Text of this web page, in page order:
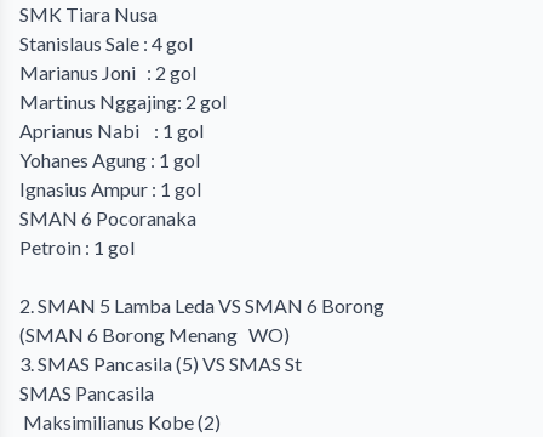
SMK Tiara Nusa
Stanislaus Sale : 4 gol
Marianus Joni : 2 gol
Martinus Nggajing: 2 gol
Aprianus Nabi : 1 gol
Yohanes Agung : 1 gol
Ignasius Ampur : 1 gol
SMAN 6 Pocoranaka
Petroin : 1 gol
2. SMAN 5 Lamba Leda VS SMAN 6 Borong
(SMAN 6 Borong Menang WO)
3. SMAS Pancasila (5) VS SMAS St
SMAS Pancasila
Maksimilianus Kobe (2)